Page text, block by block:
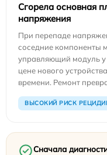
Сгорела основная
напряжения
При перепаде
соседние компоненты
управляющий модуль
цене нового
времени. Ремонт
ВЫСОКИЙ РИСК
Сначала